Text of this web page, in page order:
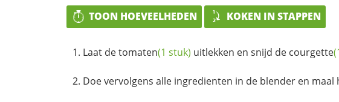
TOON HOEVEELHEDEN KOKEN IN STAPPEN
Laat detomaten(1 stuk) uitlekken en snijd de courgette
Doe vervolgens alle ingredienten in de blender en maal